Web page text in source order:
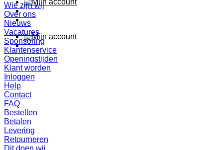
Wie zijn wij
Over ons
Nieuws
Vacatures
Sponsoring
Klantenservice
Openingstijden
Klant worden
Inloggen
Help
Contact
FAQ
Bestellen
Betalen
Levering
Retourneren
Dit doen wij